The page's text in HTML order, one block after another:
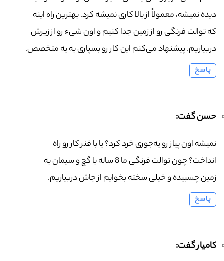
دیده نمیشه، معمولاً از بالا کاری نمیشه کرد. بهترین راه اینه
که توالت فرنگی رو از زمین جدا کنیم و اون شیء رو از زیرش
دربیاریم. پیشنهاد می‌کنم این کار رو بسپاری به یه متخصص.
پاسخ
حسن گفت:
نمیشه اون پیاز رو یه‌جوری خرد کرد؟ یا با فنر کار رو راه
انداخت؟ چون توالت فرنگی ما 8 ساله با گچ و سیمان به
زمین چسبیده و خیلی سخته بخوایم از جاش دربیاریم.
پاسخ
کامیار گفت: